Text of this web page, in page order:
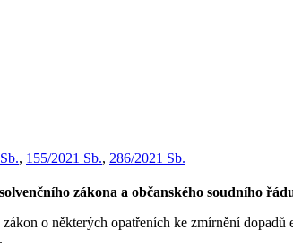
, 155/2021 Sb., 286/2021 Sb.
zákona a občanského soudního
o některých opatřeních ke zmírnění